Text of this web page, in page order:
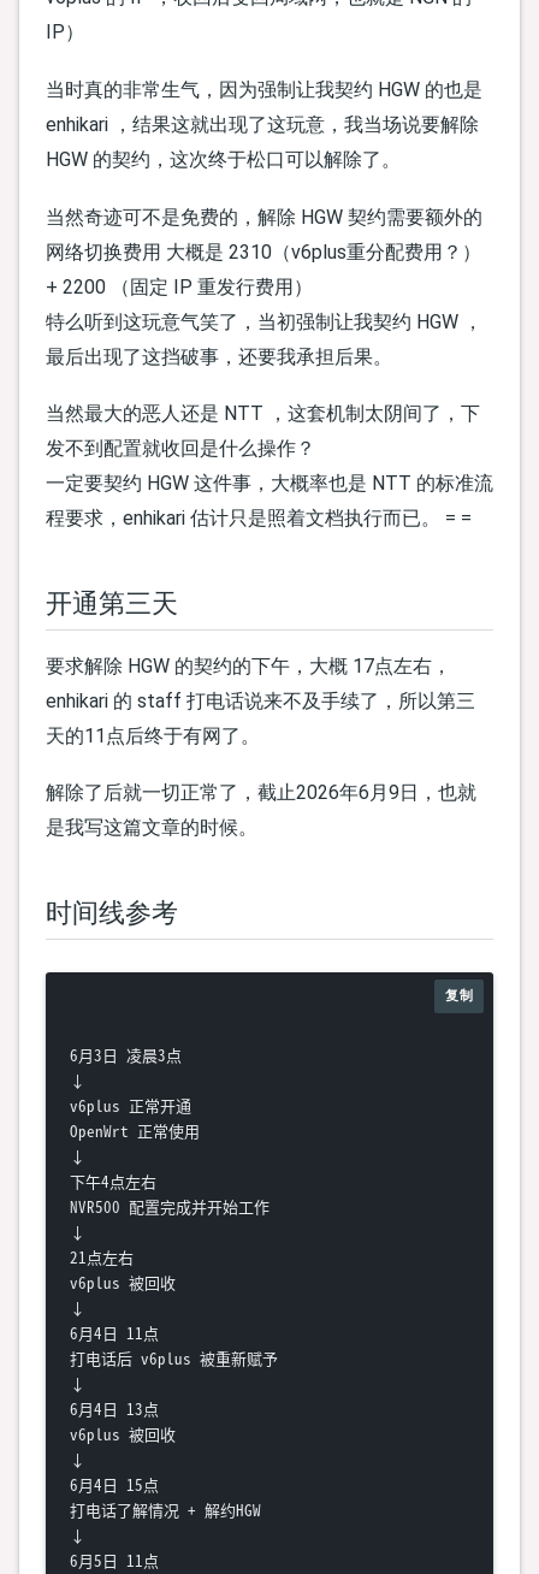
IP）
当时真的非常生气，因为强制让我契约 HGW 的也是
enhikari ，结果这就出现了这玩意，我当场说要解除
HGW 的契约，这次终于松口可以解除了。
当然奇迹可不是免费的，解除 HGW 契约需要额外的
网络切换费用 大概是 2310（v6plus重分配费用？）
+ 2200 （固定 IP 重发行费用）
特么听到这玩意气笑了，当初强制让我契约 HGW ，
最后出现了这挡破事，还要我承担后果。
当然最大的恶人还是 NTT ，这套机制太阴间了，下
发不到配置就收回是什么操作？
一定要契约 HGW 这件事，大概率也是 NTT 的标准流
程要求，enhikari 估计只是照着文档执行而已。 = =
开通第三天
要求解除 HGW 的契约的下午，大概 17点左右，
enhikari 的 staff 打电话说来不及手续了，所以第三
天的11点后终于有网了。
解除了后就一切正常了，截止2026年6月9日，也就
是我写这篇文章的时候。
时间线参考
复制
6月3日 凌晨3点
↓
v6plus 正常开通
OpenWrt 正常使用
↓
下午4点左右
NVR500 配置完成并开始工作
↓
21点左右
v6plus 被回收
↓
6月4日 11点
打电话后 v6plus 被重新赋予
↓
6月4日 13点
v6plus 被回收
↓
6月4日 15点
打电话了解情况 + 解约HGW
↓
6月5日 11点